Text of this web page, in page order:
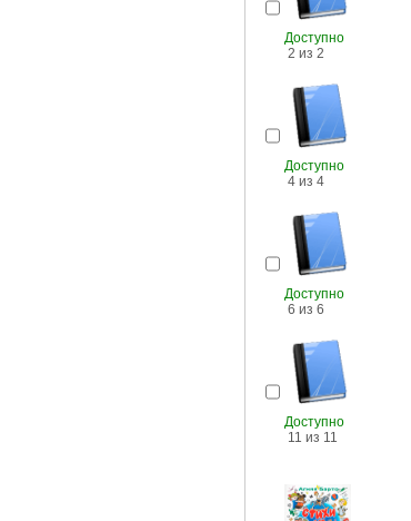
Доступно
2 из 2
Доступно
4 из 4
Доступно
6 из 6
Доступно
11 из 11